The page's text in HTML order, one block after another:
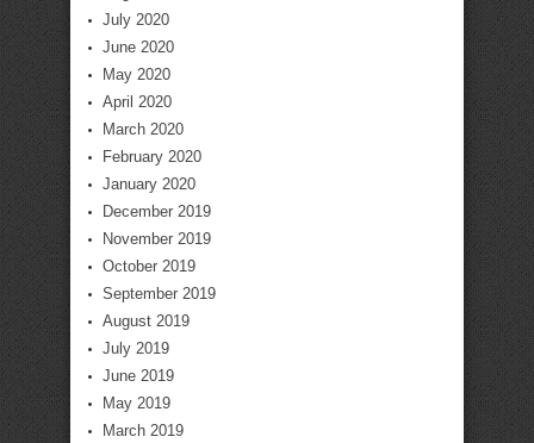
July 2020
June 2020
May 2020
April 2020
March 2020
February 2020
January 2020
December 2019
November 2019
October 2019
September 2019
August 2019
July 2019
June 2019
May 2019
March 2019